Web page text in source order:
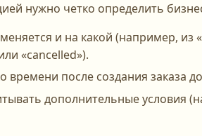
нужно четко определить
меняется и на какой (например, из
«cancelled»).
времени после создания заказа
дополнительные условия